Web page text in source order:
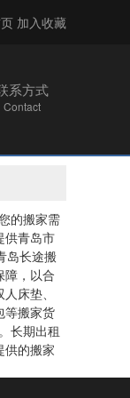
加入收藏
系方式
Contact
的搬家需
供青岛市
岛长途搬
障，以合
床垫、
等搬家货
长期出租
供的搬家